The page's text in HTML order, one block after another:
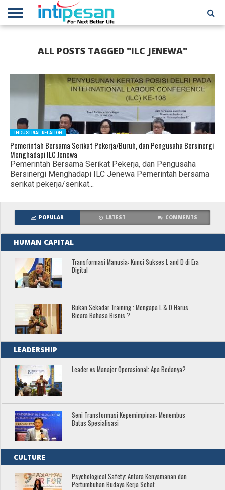
NETWORKALL POSTS TAGGED "ILC JENEWA"
INDUSTRIAL RELATION
Pemerintah Bersama Serikat Pekerja/Buruh, dan Pengusaha Bersinergi
Menghadapi ILC Jenewa
Pemerintah Bersama Serikat Pekerja, dan Pengusaha
Bersinergi Menghadapi ILC Jenewa Pemerintah bersama
serikat pekerja/serikat...
POPULAR LATEST COMMENTS
HUMAN CAPITAL
Transformasi Manusia: Kunci Sukses L and D di Era
Digital
Bukan Sekadar Training : Mengapa L & D Harus
Bicara Bahasa Bisnis ?
LEADERSHIP
Leader vs Manajer Operasional: Apa Bedanya?
Seni Transformasi Kepemimpinan: Menembus
Batas Spesialisasi
CULTURE
Psychological Safety: Antara Kenyamanan dan
Pertumbuhan Budaya Kerja Sehat